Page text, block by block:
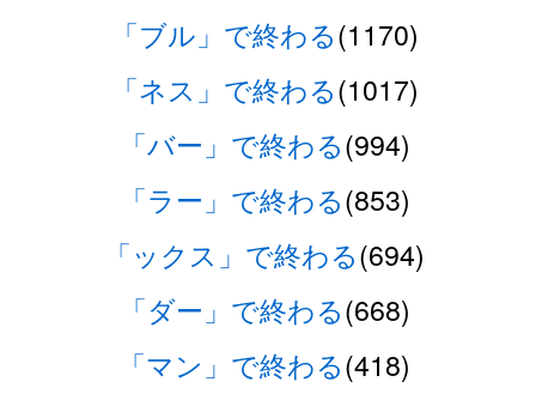
「ブル」で終わる(1170)
「ネス」で終わる(1017)
「バー」で終わる(994)
「ラー」で終わる(853)
「ックス」で終わる(694)
「ダー」で終わる(668)
「マン」で終わる(418)